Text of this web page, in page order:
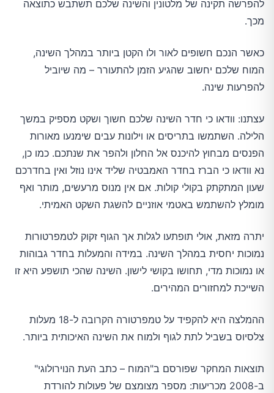
להפרשה תקינה של מלטונין והשינה שלכם תשתבש כתוצאה
מכך.
כאשר הנכם חשופים לאור ולו הקטן ביותר במהלך השינה,
המוח שלכם יחשוב שהגיע הזמן להתעורר – מה שיוביל
להפרעות שינה.
עצתנו: וודאו כי חדר השינה שלכם חשוך ושקט מספיק במשך
הלילה. השתמשו בתריסים או וילונות עבים שימנעו מאורות
הפנסים מבחוץ להיכנס אל החלון ולהפר את שנתכם. כמו כן,
נא וודאו כי הברז בחדר האמבטיה שליד אינו נוזל ואין בחדרכם
שעון המתקתק בקולי קולות. אם אין מנוס מרעשים, מותר ואף
מומלץ להשתמש באטמי אוזניים להשגת השקט האמיתי.
יתרה מזאת, אולי תופתעו לגלות אך הגוף זקוק לטמפרטורות
נמוכות יחסית במהלך השינה. במידה והמעלות בחדר גבוהות
או נמוכות מדי, תחושו בקושי לישון. השינה שהכי תושפע היא זו
השייכת למחזורים המהירים.
ההמלצה היא להקפיד על טמפרטורה הקרובה ל-18 מעלות
צלסיוס בשביל לתת לגוף ולמוח את השינה האיכותית ביותר.
תוצאות המחקר שפורסם ב"המוח – כתב העת הנוירולוגי"
ב-2008 מכריעות: מספר מצומצם של פעולות להורדת